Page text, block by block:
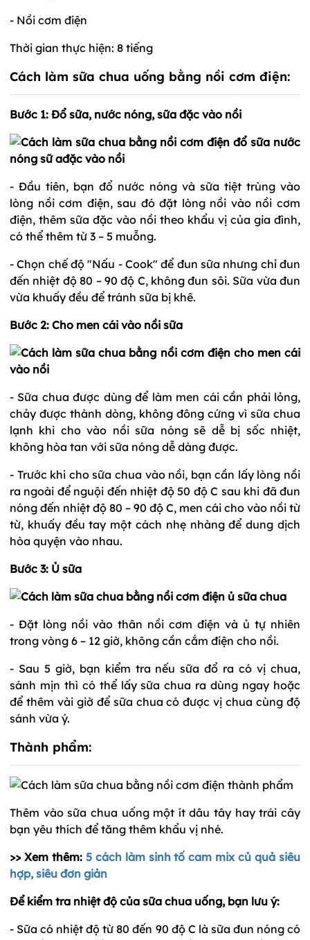
- Nồi cơm điện
Thời gian thực hiện: 8 tiếng
Cách làm sữa chua uống bằng nồi cơm điện:
Bước 1: Đổ sữa, nước nóng, sữa đặc vào nồi
- Đầu tiên, bạn đổ nước nóng và sữa tiệt trùng vào
lòng nồi cơm điện, sau đó đặt lòng nồi vào nồi cơm
điện, thêm sữa đặc vào nồi theo khẩu vị của gia đình,
có thể thêm từ 3 – 5 muỗng.
- Chọn chế độ "Nấu - Cook" để đun sữa nhưng chỉ đun
đến nhiệt độ 80 – 90 độ C, không đun sôi. Sữa vừa đun
vừa khuấy đều để tránh sữa bị khê.
Bước 2: Cho men cái vào nồi sữa
- Sữa chua được dùng để làm men cái cần phải lỏng,
chảy được thành dòng, không đông cứng vì sữa chua
lạnh khi cho vào nồi sữa nóng sẽ dễ bị sốc nhiệt,
không hòa tan với sữa nóng dễ dàng được.
- Trước khi cho sữa chua vào nồi, bạn cần lấy lòng nồi
ra ngoài để nguội đến nhiệt độ 50 độ C sau khi đã đun
nóng đến nhiệt độ 80 – 90 độ C, men cái cho vào nồi từ
từ, khuấy đều tay một cách nhẹ nhàng để dung dịch
hòa quyện vào nhau.
Bước 3: Ủ sữa
- Đặt lòng nồi vào thân nồi cơm điện và ủ tự nhiên
trong vòng 6 – 12 giờ, không cần cắm điện cho nồi.
- Sau 5 giờ, bạn kiểm tra nếu sữa đổ ra có vị chua,
sánh mịn thì có thể lấy sữa chua ra dùng ngay hoặc
để thêm vài giờ để sữa chua có được vị chua cùng độ
sánh vừa ý.
Thành phẩm:
Thêm vào sữa chua uống một ít dâu tây hay trái cây
bạn yêu thích để tăng thêm khẩu vị nhé.
>> Xem thêm: 5 cách làm sinh tố cam mix củ quả siêu
hợp, siêu đơn giản
Để kiểm tra nhiệt độ của sữa chua uống, bạn lưu ý:
- Sữa có nhiệt độ từ 80 đến 90 độ C là sữa đun nóng có